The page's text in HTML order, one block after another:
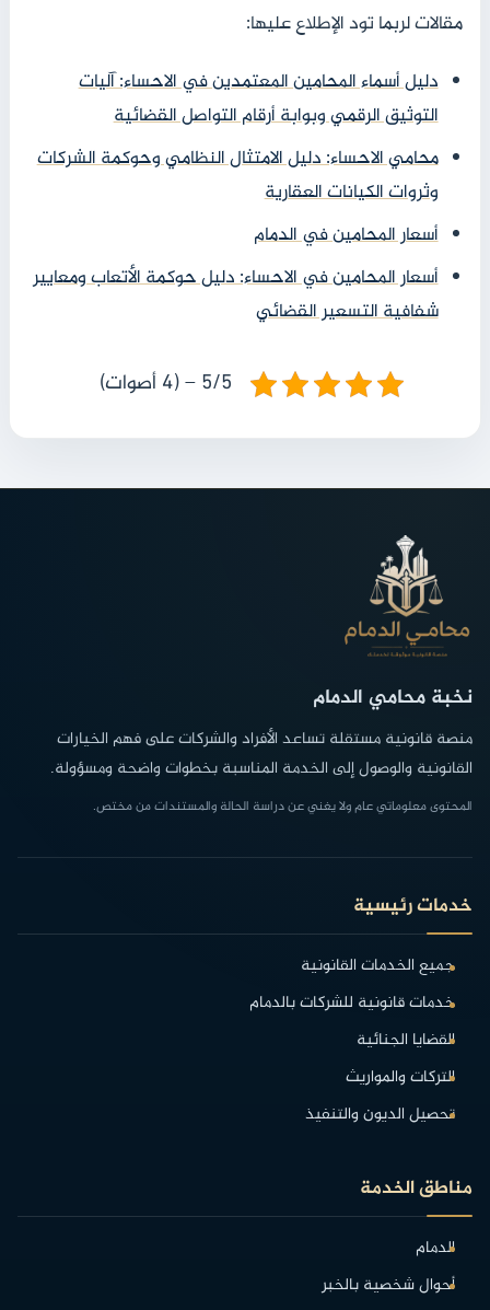
مقالات لربما تود الإطلاع عليها:
دليل أسماء المحامين المعتمدين في الاحساء: آليات
التوثيق الرقمي وبوابة أرقام التواصل القضائية
محامي الاحساء: دليل الامتثال النظامي وحوكمة الشركات
وثروات الكيانات العقارية
أسعار المحامين في الدمام
أسعار المحامين في الاحساء: دليل حوكمة الأتعاب ومعايير
شفافية التسعير القضائي
5/5 – (4 أصوات)
نخبة محامي الدمام
منصة قانونية مستقلة تساعد الأفراد والشركات على فهم الخيارات
القانونية والوصول إلى الخدمة المناسبة بخطوات واضحة ومسؤولة.
المحتوى معلوماتي عام ولا يغني عن دراسة الحالة والمستندات من مختص.
خدمات رئيسية
جميع الخدمات القانونية
خدمات قانونية للشركات بالدمام
القضايا الجنائية
التركات والمواريث
تحصيل الديون والتنفيذ
مناطق الخدمة
الدمام
أحوال شخصية بالخبر